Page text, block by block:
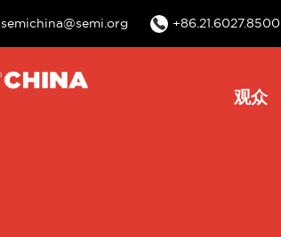
semichina@semi.org +86.21.6027.8500
Main
观众